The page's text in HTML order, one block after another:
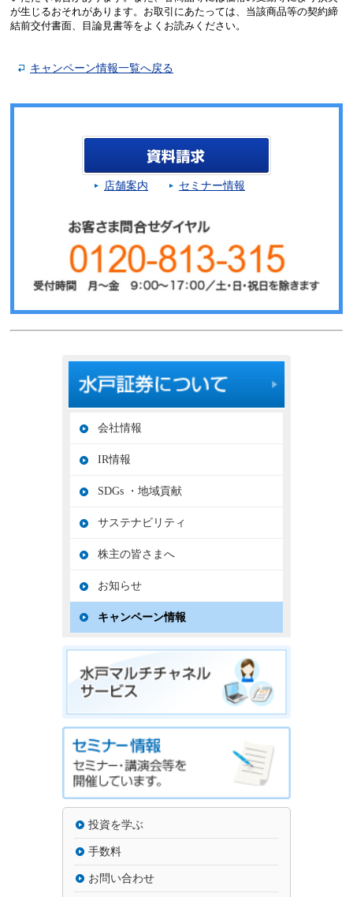
が生じるおそれがあります。お取引にあたっては、当該商品等の契約締
結前交付書面、目論見書等をよくお読みください。
キャンペーン情報一覧へ戻る
店舗案内 セミナー情報
会社情報
IR情報
SDGs ・地域貢献
サステナビリティ
株主の皆さまへ
お知らせ
キャンペーン情報
投資を学ぶ
手数料
お問い合わせ